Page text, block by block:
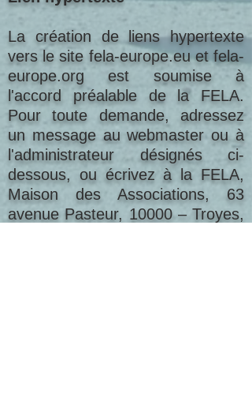
La création de liens hypertexte
vers le site fela-europe.eu et fela-
europe.org est soumise à
l'accord préalable de la FELA.
Pour toute demande, adressez
un message au webmaster ou à
l'administrateur désignés ci-
dessous, ou écrivez à la FELA,
Maison des Associations, 63
avenue Pasteur, 10000 – Troyes,